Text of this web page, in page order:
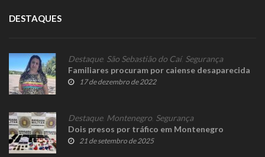
DESTAQUES
Destaque, São Sebastião do Caí, Segurança
Familiares procuram por caiense desaparecida
17 de dezembro de 2022
Destaque, Montenegro Segurança
Dois presos por tráfico em Montenegro
21 de setembro de 2025